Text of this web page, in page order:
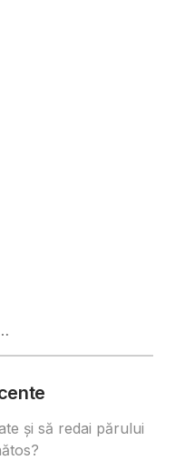
și să redai părului